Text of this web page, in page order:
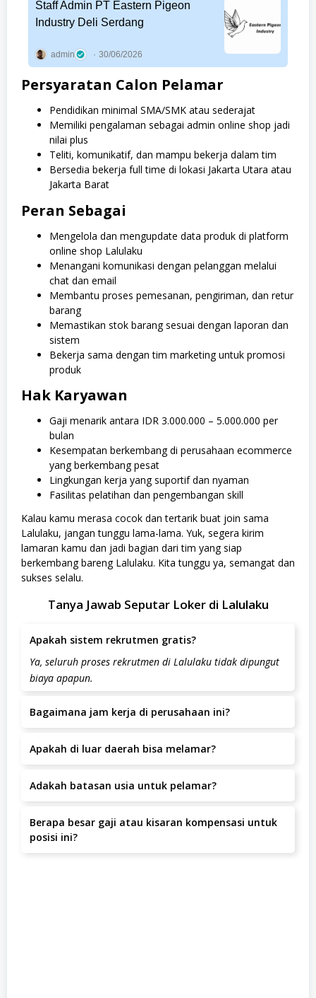
Staff Admin PT Eastern Pigeon
Industry Deli Serdang
admin 30/06/2026
Persyaratan Calon Pelamar
Pendidikan minimal SMA/SMK atau sederajat
Memiliki pengalaman sebagai admin online shop jadi
nilai plus
Teliti, komunikatif, dan mampu bekerja dalam tim
Bersedia bekerja full time di lokasi Jakarta Utara atau
Jakarta Barat
Peran Sebagai
Mengelola dan mengupdate data produk di platform
online shop Lalulaku
Menangani komunikasi dengan pelanggan melalui
chat dan email
Membantu proses pemesanan, pengiriman, dan retur
barang
Memastikan stok barang sesuai dengan laporan dan
sistem
Bekerja sama dengan tim marketing untuk promosi
produk
Hak Karyawan
Gaji menarik antara IDR 3.000.000 – 5.000.000 per
bulan
Kesempatan berkembang di perusahaan ecommerce
yang berkembang pesat
Lingkungan kerja yang suportif dan nyaman
Fasilitas pelatihan dan pengembangan skill
Kalau kamu merasa cocok dan tertarik buat join sama
Lalulaku, jangan tunggu lama-lama. Yuk, segera kirim
lamaran kamu dan jadi bagian dari tim yang siap
berkembang bareng Lalulaku. Kita tunggu ya, semangat dan
sukses selalu.
Tanya Jawab Seputar Loker di Lalulaku
Apakah sistem rekrutmen gratis?
Ya, seluruh proses rekrutmen di Lalulaku tidak dipungut
biaya apapun.
Bagaimana jam kerja di perusahaan ini?
Apakah di luar daerah bisa melamar?
selama bersedia bekerja di Jakarta Utara, Jakarta Barat,
Adakah batasan usia untuk pelamar?
Berapa besar gaji atau kisaran kompensasi untuk
posisi ini?